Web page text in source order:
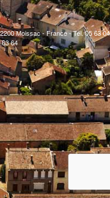
Moissac - France - Tél. 05 63 04
64